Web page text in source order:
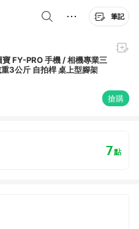
筆記
業三
3公斤 自拍桿 桌上型腳架
搶購
7點